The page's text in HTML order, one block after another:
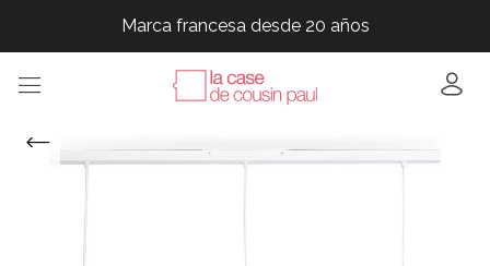
Marca francesa desde 20 años
Marca francesa desde 20 años
Marca francesa desde 20 años